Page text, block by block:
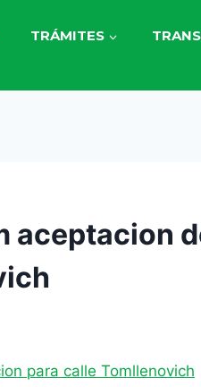
TRÁMITES
aceptacion
para calle Tomllenovich